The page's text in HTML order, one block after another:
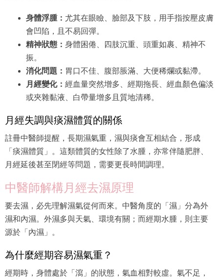
身體浮腫： 尤其在眼瞼、臉部及下肢，用手指按壓皮膚
會凹陷，且不易回彈。
精神狀態： 身體困倦、四肢沉重、頭重如裹、精神不
振。
消化問題： 胃口不佳、腹部脹滿、大便稀爛或黏滯。
月經變化： 經血量突然增多、經期拖長、經血顏色偏淡
或夾雜黏液、白帶量增多且質地清稀。
月經失調與痰濕體質的關係
註冊中醫師提醒，長期濕氣重，濕與痰會互相結合，形成
「痰濕體質」。這類體質的女性除了水腫，亦常伴隨肥胖、
月經延後甚至閉經等問題，需要更長時間調理。
中醫師解構月經去濕原理
要去濕，必先理解濕氣從何而來。中醫角度的「濕」分為外
濕和內濕。外濕多與天氣、環境有關；而經期水腫，則主要
源於「內濕」。
為什麼經期容易濕氣重？
經期時，身體處於「瀉」的狀態，氣血相對較虛。氣不足，